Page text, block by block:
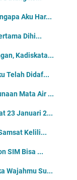
Aku Har...
Dihi...
Kadiskata...
Telah Didaf...
Mata Air ...
23 Januari 2...
Kelili...
SIM Bisa ...
Wajahmu Su...